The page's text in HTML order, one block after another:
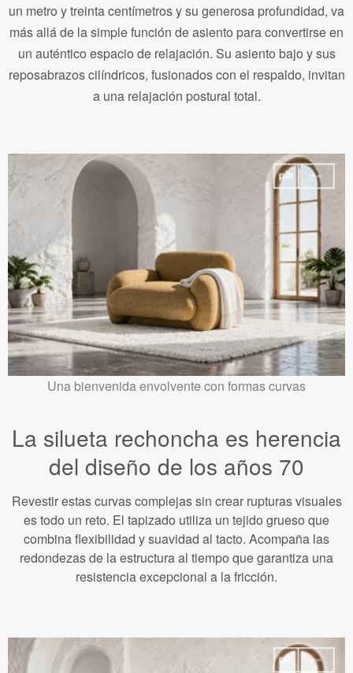
un metro y treinta centímetros y su generosa profundidad, va
más allá de la simple función de asiento para convertirse en
un auténtico espacio de relajación. Su asiento bajo y sus
reposabrazos cilíndricos, fusionados con el respaldo, invitan
a una relajación postural total.
Una bienvenida envolvente con formas curvas
La silueta rechoncha es herencia
del diseño de los años 70
Revestir estas curvas complejas sin crear rupturas visuales
es todo un reto. El tapizado utiliza un tejido grueso que
combina flexibilidad y suavidad al tacto. Acompaña las
redondezas de la estructura al tiempo que garantiza una
resistencia excepcional a la fricción.